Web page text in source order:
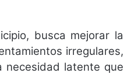
busca mejorar la
irregulares,
necesidad latente que